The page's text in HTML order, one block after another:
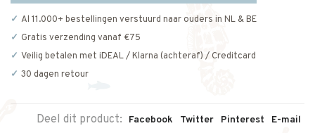
Al 11.000+ bestellingen verstuurd naar ouders in NL & BE
Gratis verzending vanaf €75
Veilig betalen met iDEAL / Klarna (achteraf) / Creditcard
30 dagen retour
Deel dit product: Facebook Twitter Pinterest E-mail